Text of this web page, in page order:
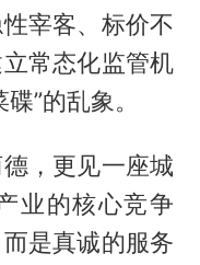
宰客、标价不
常态化监管机
”的乱象。
，更见一座城
业的核心竞争
是真诚的服务